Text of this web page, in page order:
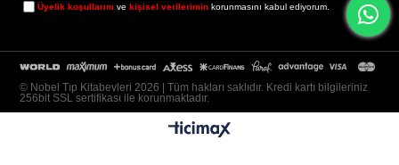
Üyelik koşullarını vekişisel verilerimin korunmasını kabul ediyorum.
© Nobel Tıp Kitabevleri 2026 | Tüm hakları saklıdır. Kredi kartı bilgileriniz
256bit SSL sertifikası ile korunmaktadır.